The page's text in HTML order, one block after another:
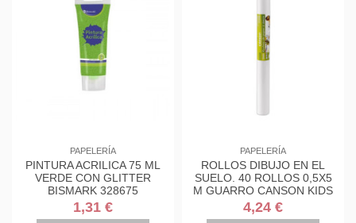
PAPELERÍA
PINTURA ACRILICA 75 ML
VERDE CON GLITTER
BISMARK 328675
1,31 €
PAPELERÍA
ROLLOS DIBUJO EN EL
SUELO. 40 ROLLOS 0,5X5
M GUARRO CANSON KIDS
C200003210
4,24 €